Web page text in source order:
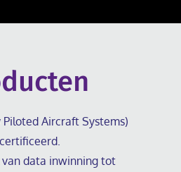
Piloted Aircraft Systems)
van data inwinning tot